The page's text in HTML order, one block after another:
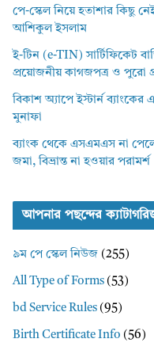
পে-স্কেল নিয়ে হতাশার কিছু
আশিকুল ইসলাম
ই-টিন (e-TIN) সার্টিফিকেট
প্রয়োজনীয় কাগজপত্র ও পুরো
বিকাশ অ্যাপে ইস্টার্ন
মুনাফা
ব্যাংক থেকে এসএমএস না
জমা, বিভ্রান্ত না হওয়ার পরামর্শ
আপনার পছন্দের
৯ম পে স্কেল নিউজ (255)
All Type of Forms (53)
bd Service Rules (95)
Birth Certificate Info (56)